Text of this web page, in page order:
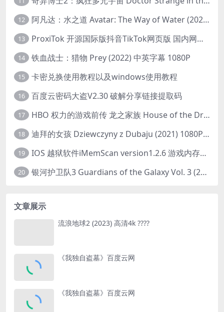
12 阿凡达：水之道 Avatar: The Way of Water (2022) 1080p 2k 4k 中文字幕
13 ProxiTok 开源国际版抖音TikTok网页版 国内网络直连
14 铁血战士：猎物 Prey (2022) 中英字幕 1080P
15 卡密兑换使用教程以及windows使用教程
16 百度云密码大盗V2.30 破解分享链接提取码
17 HBO 权力的游戏前传 龙之家族 House of the Dragon (2022) 中字 1080P 更新4集
18 迪拜的女孩 Dziewczyny z Dubaju (2021) 1080P 中字
19 IOS 越狱软件iMemScan version1.2.6 游戏内存修改器
20 银河护卫队3 Guardians of the Galaxy Vol. 3 (2023)4K高清资源1080p只分享精品
文章展示
流浪地球2 (2023) 高清4k ????
《我独自盗墓》百度云网
《我独自盗墓》百度云网